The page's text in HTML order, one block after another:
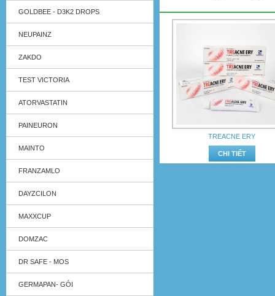
GOLDBEE - D3K2 DROPS
NEUPAINZ
ZAKDO
TEST VICTORIA
ATORVASTATIN
PAINEURON
MAINTO
FRANZAMLO
DAYZCILON
MAXXCUP
DOMZAC
DR SAFE - MOS
GERMAPAN- GÓI
TREACNE ERY
CHI TIẾT